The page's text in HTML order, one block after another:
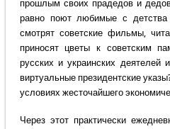
прошлым своих прадедов и
равно поют любимые с детства
смотрят советские фильмы,
приносят цветы к советским
русских и украинских деятелей
виртуальные президентские
условиях жесточайшего
Через этот практически